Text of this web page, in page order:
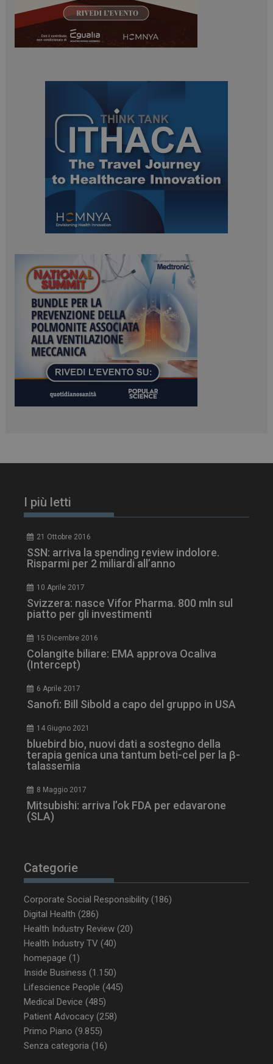
I più letti
21 Ottobre 2016
SSN: arriva la spending review indolore.
Risparmi per 2 miliardi all’anno
10 Aprile 2017
Svizzera: nasce Vifor Pharma. 800 mln sul
piatto per gli investimenti
15 Dicembre 2016
Colangite biliare: EMA approva Ocaliva
(Intercept)
6 Aprile 2017
Sanofi: Bill Sibold a capo del gruppo in USA
14 Giugno 2021
bluebird bio, nuovi dati a sostegno della
terapia genica una tantum beti-cel per la β-
talassemia
8 Maggio 2017
Mitsubishi: arriva l’ok FDA per edavarone
(SLA)
Categorie
Corporate Social Responsibility (186)
Digital Health (286)
Health Industry Review (20)
Health Industry TV (40)
homepage (1)
Inside Business (1.150)
Lifescience People (445)
Medical Device (485)
Patient Advocacy (258)
Primo Piano (9.855)
Senza categoria (16)
ARRAffinitySameSite
Microsoft Corporation
.www.dailyhealthindustry.it
PHPSESSID
PHP.net
www.dailyhealthindustry.it
ironfish-session-id
settimane
_ga_Z2VT792F98 .dailyhealthindustry.it
1 anno 1
CookieScriptConsent
CookieScript
www.dailyhealthindustry.it